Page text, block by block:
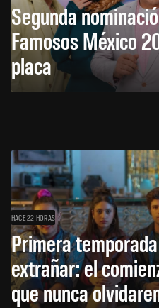
Segunda
Famosos México
placa
HACE 22 HORAS
Primera
extrañar: el
que nunca